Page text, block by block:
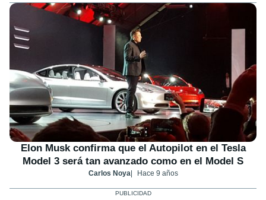
Elon Musk confirma que el Autopilot en el Tesla
Model 3 será tan avanzado como en el Model S
Carlos Noya Hace 9 años